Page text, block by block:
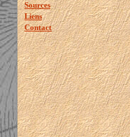
Sources
Liens
Contact